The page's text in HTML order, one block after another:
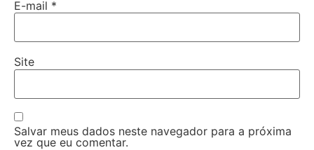
E-mail *
Site
Salvar meus dados neste navegador para a próxima
vez que eu comentar.